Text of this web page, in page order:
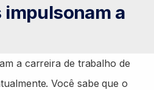
impulsonam a
a carreira de trabalho de
Você sabe que o